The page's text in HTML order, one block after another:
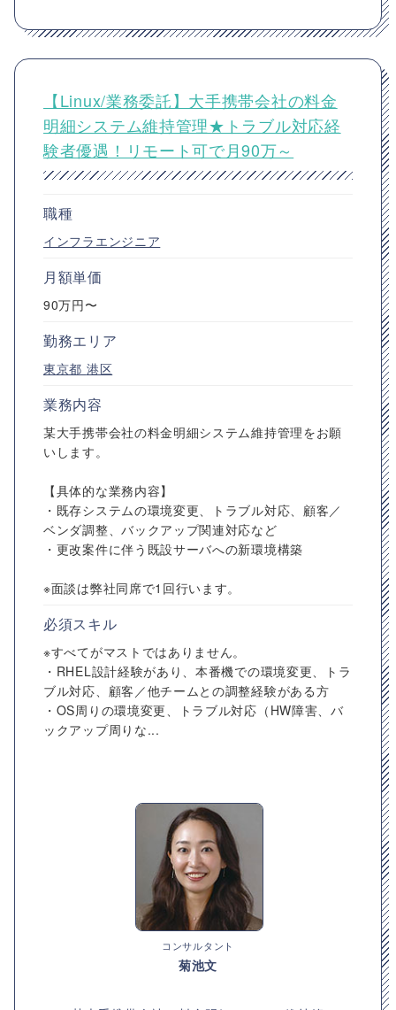
【Linux/業務委託】大手携帯会社の料金
明細システム維持管理★トラブル対応経
験者優遇！リモート可で月90万～
職種
インフラエンジニア
月額単価
90万円〜
勤務エリア
東京都 港区
業務内容
某大手携帯会社の料金明細システム維持管理をお願
いします。
【具体的な業務内容】
・既存システムの環境変更、トラブル対応、顧客／
ベンダ調整、バックアップ関連対応など
・更改案件に伴う既設サーバへの新環境構築
※面談は弊社同席で1回行います。
必須スキル
※すべてがマストではありません。
・RHEL設計経験があり、本番機での環境変更、トラ
ブル対応、顧客／他チームとの調整経験がある方
・OS周りの環境変更、トラブル対応（HW障害、バ
ックアップ周りな...
コンサルタント
菊池文